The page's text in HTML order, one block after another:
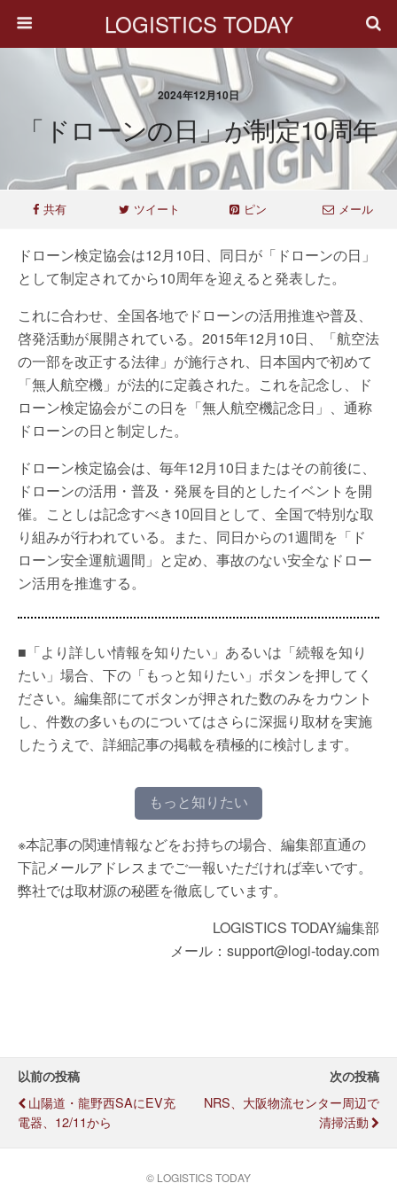
LOGISTICS TODAY
2024年12月10日
「ドローンの日」が制定10周年
共有 ツイート ピン メール
ドローン検定協会は12月10日、同日が「ドローンの日」
として制定されてから10周年を迎えると発表した。
これに合わせ、全国各地でドローンの活用推進や普及、
啓発活動が展開されている。2015年12月10日、「航空法
の一部を改正する法律」が施行され、日本国内で初めて
「無人航空機」が法的に定義された。これを記念し、ド
ローン検定協会がこの日を「無人航空機記念日」、通称
ドローンの日と制定した。
ドローン検定協会は、毎年12月10日またはその前後に、
ドローンの活用・普及・発展を目的としたイベントを開
催。ことしは記念すべき10回目として、全国で特別な取
り組みが行われている。また、同日からの1週間を「ド
ローン安全運航週間」と定め、事故のない安全なドロー
ン活用を推進する。
■「より詳しい情報を知りたい」あるいは「続報を知り
たい」場合、下の「もっと知りたい」ボタンを押してく
ださい。編集部にてボタンが押された数のみをカウント
し、件数の多いものについてはさらに深掘り取材を実施
したうえで、詳細記事の掲載を積極的に検討します。
もっと知りたい
※本記事の関連情報などをお持ちの場合、編集部直通の
下記メールアドレスまでご一報いただければ幸いです。
弊社では取材源の秘匿を徹底しています。
LOGISTICS TODAY編集部
メール：support@logi-today.com
以前の投稿
山陽道・龍野西SAにEV充
電器、12/11から
次の投稿
NRS、大阪物流センター周辺で
清掃活動
© LOGISTICS TODAY